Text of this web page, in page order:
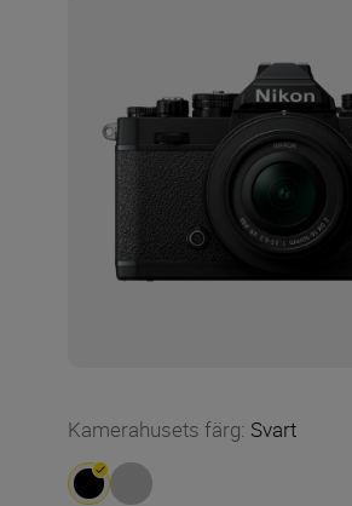
Kamerahusets färg: Svart